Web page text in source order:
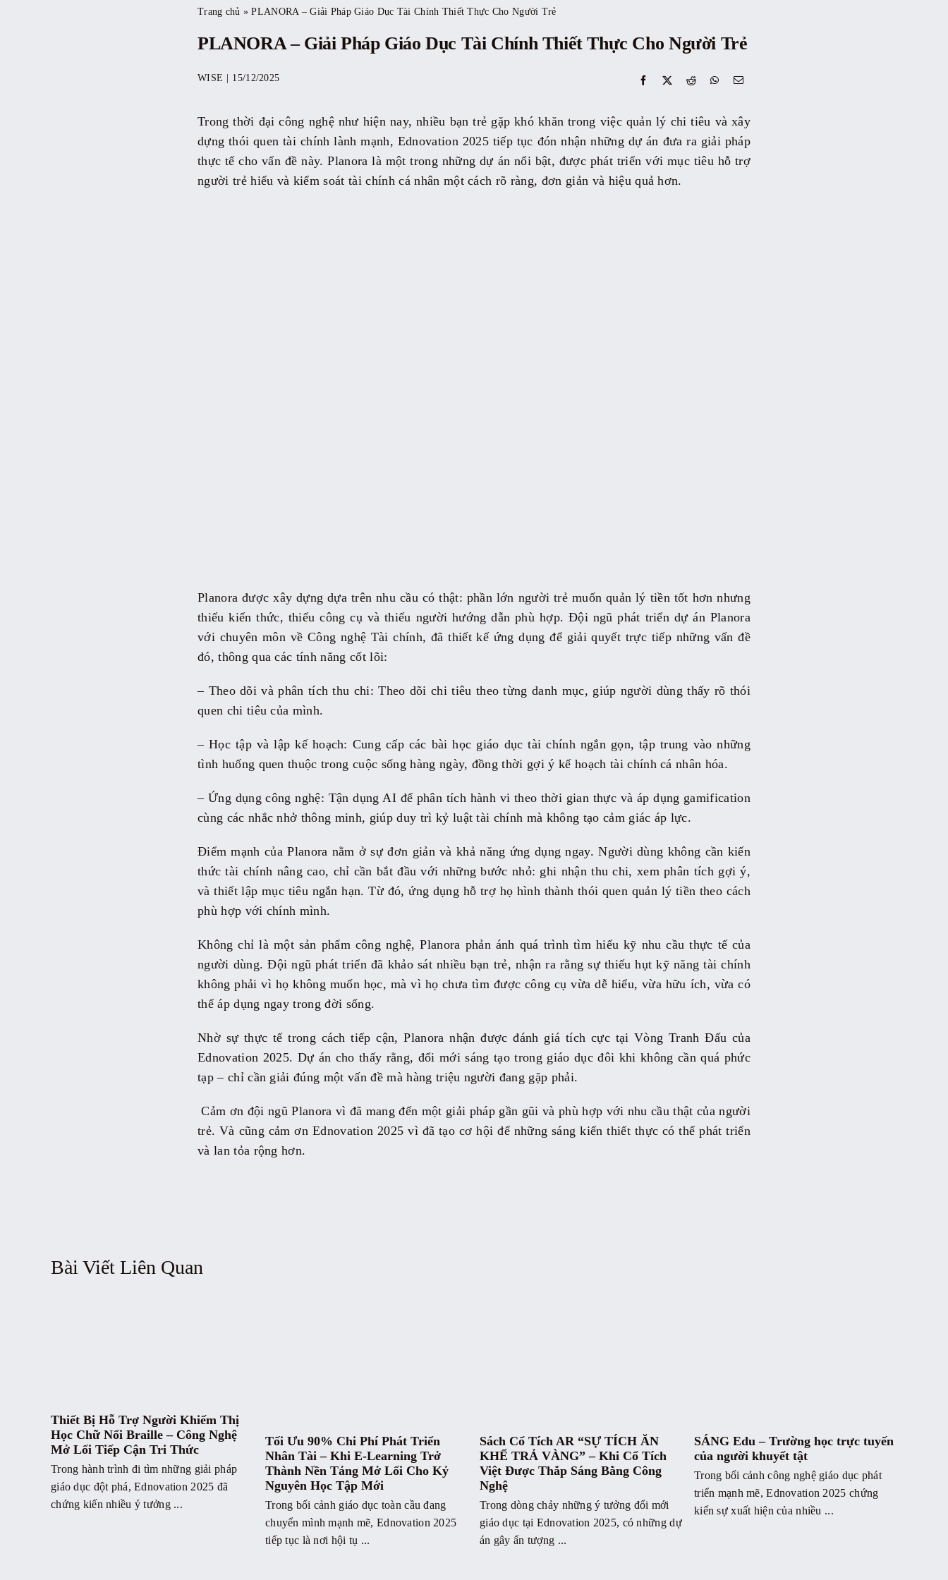
Trang chủ »PLANORA – Giải Pháp Giáo Dục Tài Chính Thiết Thực Cho Người Trẻ
PLANORA – Giải Pháp Giáo Dục Tài Chính Thiết Thực Cho Người Trẻ
WISE 15/12/2025
Trong thời đại công nghệ như hiện nay, nhiều bạn trẻ gặp khó khăn trong việc quản lý chi tiêu và xây
dựng thói quen tài chính lành mạnh, Ednovation 2025 tiếp tục đón nhận những dự án đưa ra giải pháp
thực tế cho vấn đề này. Planora là một trong những dự án nổi bật, được phát triển với mục tiêu hỗ trợ
người trẻ hiểu và kiểm soát tài chính cá nhân một cách rõ ràng, đơn giản và hiệu quả hơn.
Planora được xây dựng dựa trên nhu cầu có thật: phần lớn người trẻ muốn quản lý tiền tốt hơn nhưng
thiếu kiến thức, thiếu công cụ và thiếu người hướng dẫn phù hợp. Đội ngũ phát triển dự án Planora
với chuyên môn về Công nghệ Tài chính, đã thiết kế ứng dụng để giải quyết trực tiếp những vấn đề
đó, thông qua các tính năng cốt lõi:
– Theo dõi và phân tích thu chi: Theo dõi chi tiêu theo từng danh mục, giúp người dùng thấy rõ thói
quen chi tiêu của mình.
– Học tập và lập kế hoạch: Cung cấp các bài học giáo dục tài chính ngắn gọn, tập trung vào những
tình huống quen thuộc trong cuộc sống hàng ngày, đồng thời gợi ý kế hoạch tài chính cá nhân hóa.
– Ứng dụng công nghệ: Tận dụng AI để phân tích hành vi theo thời gian thực và áp dụng gamification
cùng các nhắc nhở thông minh, giúp duy trì kỷ luật tài chính mà không tạo cảm giác áp lực.
Điểm mạnh của Planora nằm ở sự đơn giản và khả năng ứng dụng ngay. Người dùng không cần kiến
thức tài chính nâng cao, chỉ cần bắt đầu với những bước nhỏ: ghi nhận thu chi, xem phân tích gợi ý,
và thiết lập mục tiêu ngắn hạn. Từ đó, ứng dụng hỗ trợ họ hình thành thói quen quản lý tiền theo cách
phù hợp với chính mình.
Không chỉ là một sản phẩm công nghệ, Planora phản ánh quá trình tìm hiểu kỹ nhu cầu thực tế của
người dùng. Đội ngũ phát triển đã khảo sát nhiều bạn trẻ, nhận ra rằng sự thiếu hụt kỹ năng tài chính
không phải vì họ không muốn học, mà vì họ chưa tìm được công cụ vừa dễ hiểu, vừa hữu ích, vừa có
thể áp dụng ngay trong đời sống.
Nhờ sự thực tế trong cách tiếp cận, Planora nhận được đánh giá tích cực tại Vòng Tranh Đấu của
Ednovation 2025. Dự án cho thấy rằng, đổi mới sáng tạo trong giáo dục đôi khi không cần quá phức
tạp – chỉ cần giải đúng một vấn đề mà hàng triệu người đang gặp phải.
Cảm ơn đội ngũ Planora vì đã mang đến một giải pháp gần gũi và phù hợp với nhu cầu thật của người
trẻ. Và cũng cảm ơn Ednovation 2025 vì đã tạo cơ hội để những sáng kiến thiết thực có thể phát triển
và lan tỏa rộng hơn.
Bài Viết Liên Quan
Thiết Bị Hỗ Trợ Người Khiếm Thị
Học Chữ Nổi Braille – Công Nghệ
Mở Lối Tiếp Cận Tri Thức
Trong hành trình đi tìm những giải pháp
giáo dục đột phá, Ednovation 2025 đã
chứng kiến nhiều ý tưởng ...
Tối Ưu 90% Chi Phí Phát Triển
Nhân Tài – Khi E-Learning Trở
Thành Nền Tảng Mở Lối Cho Kỷ
Nguyên Học Tập Mới
Trong bối cảnh giáo dục toàn cầu đang
chuyển mình mạnh mẽ, Ednovation 2025
tiếp tục là nơi hội tụ ...
Sách Cổ Tích AR “SỰ TÍCH ĂN
KHẾ TRẢ VÀNG” – Khi Cổ Tích
Việt Được Thắp Sáng Bằng Công
Nghệ
Trong dòng chảy những ý tưởng đổi mới
giáo dục tại Ednovation 2025, có những dự
án gây ấn tượng ...
SÁNG Edu – Trường học trực tuyến
của người khuyết tật
Trong bối cảnh công nghệ giáo dục phát
triển mạnh mẽ, Ednovation 2025 chứng
kiến sự xuất hiện của nhiều ...